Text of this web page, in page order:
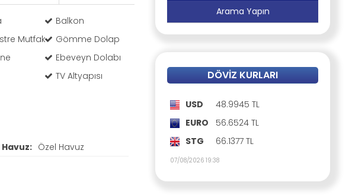
Balkon
Mutfak
Gömme Dolap
Ebeveyn Dolabı
TV Altyapısı
Havuz: Özel Havuz
DÖVIZ KURLARI
USD
48.9945 TL
EURO
56.6524 TL
STG
66.1377 TL
07/08/2026 19:38